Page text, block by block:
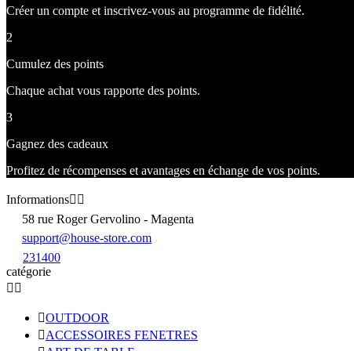
Créer un compte et inscrivez-vous au programme de fidélité.
2
Cumulez des points
Chaque achat vous rapporte des points.
3
Gagnez des cadeaux
Profitez de récompenses et avantages en échange de vos points.
Informations 
58 rue Roger Gervolino - Magenta
support@house-store.com
231400
catégorie
 
OUTDOOR
ACCESSOIRES FENETRES